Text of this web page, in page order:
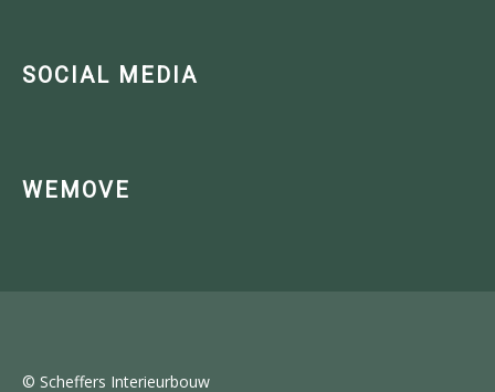
SOCIAL MEDIA
WEMOVE
© Scheffers Interieurbouw